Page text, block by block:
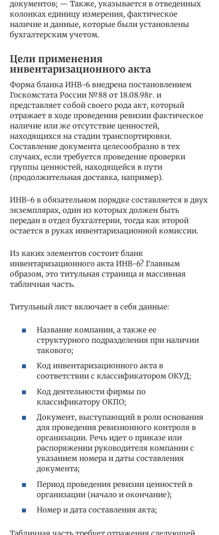
документов; — Также, указывается в отведенных
колонках единицу измерения, фактическое
наличие и данные, которые были установлены
бухгалтерским учетом.
Цели применения
инвентаризационного акта
Форма бланка ИНВ-6 внедрена постановлением
Госкомстата России №88 от 18.08.98г. и
представляет собой своего рода акт, который
отражает в ходе проведения ревизии фактическое
наличие или же отсутствие ценностей,
находящихся на стадии транспортировки.
Составление документа целесообразно в тех
случаях, если требуется проведение проверки
группы ценностей, находящейся в пути
(продолжительная доставка, например).
ИНВ-6 в обязательном порядке составляется в двух
экземплярах, один из которых должен быть
передан в отдел бухгалтерии, тогда как второй
остается в руках инвентаризационной комиссии.
Из каких элементов состоит бланк
инвентаризационного акта ИНВ-6? Главным
образом, это титульная страница и массивная
табличная часть.
Титульный лист включает в себя данные:
Название компании, а также ее
структурного подразделения при наличии
такового;
Код инвентаризационного акта в
соответствии с классификатором ОКУД;
Код деятельности фирмы по
классификатору ОКПО;
Документ, выступающий в роли основания
для проведения ревизионного контроля в
организации. Речь идет о приказе или
распоряжении руководителя компании с
указанием номера и даты составления
документа;
Период проведения ревизии ценностей в
организации (начало и окончание);
Номер и дата составления акта;